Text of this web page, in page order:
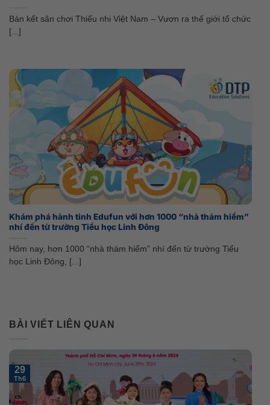
Bán kết sân chơi Thiếu nhi Việt Nam – Vươn ra thế giới tổ chức
[...]
Khám phá hành tinh Edufun với hơn 1000 “nhà thám hiểm”
nhí đến từ trường Tiểu học Linh Đông
Hôm nay, hơn 1000 “nhà thám hiểm” nhí đến từ trường Tiểu
học Linh Đông, [...]
BÀI VIẾT LIÊN QUAN
29
Th6